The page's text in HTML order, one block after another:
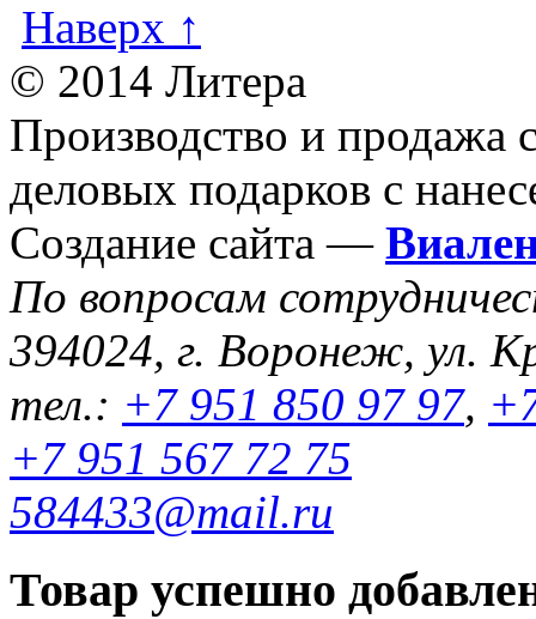
Наверх ↑
© 2014 Литера
Производство и продажа
деловых подарков с
Создание сайта —
По вопросам
394024, г. Воронеж, ул.
тел.: +7 951 850 97 97,
+7 951 567 72 75
584433@mail.ru
Товар успешно